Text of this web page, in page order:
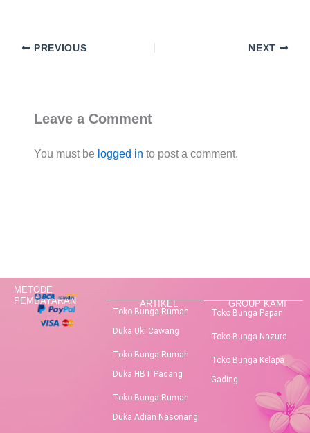
PREVIOUS NEXT
Leave a Comment
You must be logged in to post a comment.
METODE
PEMBAYARAN
ARTIKEL
Toko Bunga Rumah
Duka Uki Cawang
Toko Bunga Rumah
Duka HBT Padang
Toko Bunga Rumah
Duka Adian Nasonang
GROUP KAMI
Toko Bunga Papan
Toko Bunga Nazura
Toko Bunga Kelapa
Gading